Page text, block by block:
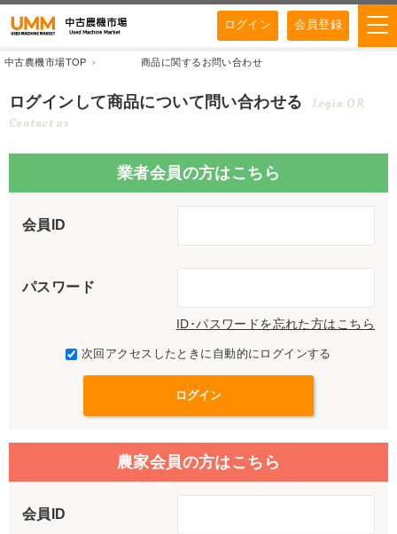
ログイン 会員登録
中古農機市場TOP 商品に関するお問い合わせ
ログインして商品について問い合わせる
Login OR
Contact us
業者会員の方はこちら
会員ID
パスワード
ID･パスワードを忘れた方はこちら
次回アクセスしたときに自動的にログインする
農家会員の方はこちら
会員ID